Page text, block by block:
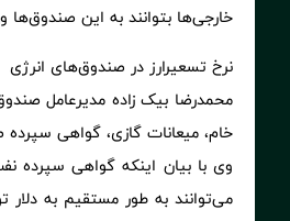
خارجی‌ها بتوانند به این صندوق‌ها
نرخ تسعیرارز در صندوق‌های انرژی
محمدرضا بیک زاده مدیرعامل
خام، میعانات گازی، گواهی
وی با بیان اینکه گواهی سپرده
می‌توانند به طور مستقیم به دلار